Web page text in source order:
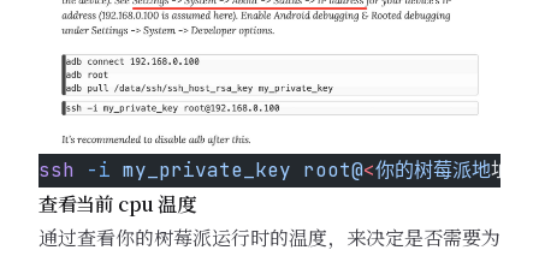
ssh -i my_private_key root@<你的树莓派地址
查看当前 cpu 温度
通过查看你的树莓派运行时的温度，来决定是否需要为